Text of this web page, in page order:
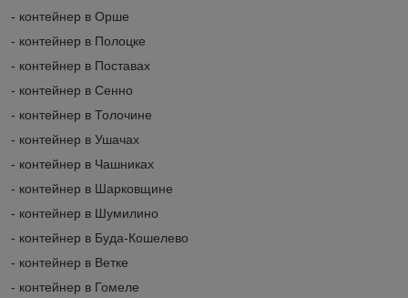
- контейнер в Орше
- контейнер в Полоцке
- контейнер в Поставах
- контейнер в Сенно
- контейнер в Толочине
- контейнер в Ушачах
- контейнер в Чашниках
- контейнер в Шарковщине
- контейнер в Шумилино
- контейнер в Буда-Кошелево
- контейнер в Ветке
- контейнер в Гомеле